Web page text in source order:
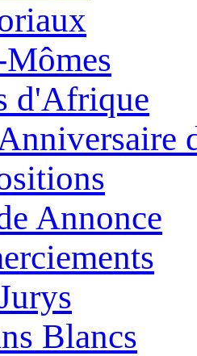
d'Afrique
Annonce
Blancs